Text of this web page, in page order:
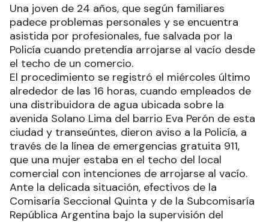
Una joven de 24 años, que según familiares
padece problemas personales y se encuentra
asistida por profesionales, fue salvada por la
Policía cuando pretendía arrojarse al vacío desde
el techo de un comercio.
El procedimiento se registró el miércoles último
alrededor de las 16 horas, cuando empleados de
una distribuidora de agua ubicada sobre la
avenida Solano Lima del barrio Eva Perón de esta
ciudad y transeúntes, dieron aviso a la Policía, a
través de la línea de emergencias gratuita 911,
que una mujer estaba en el techo del local
comercial con intenciones de arrojarse al vacío.
Ante la delicada situación, efectivos de la
Comisaría Seccional Quinta y de la Subcomisaría
República Argentina bajo la supervisión del